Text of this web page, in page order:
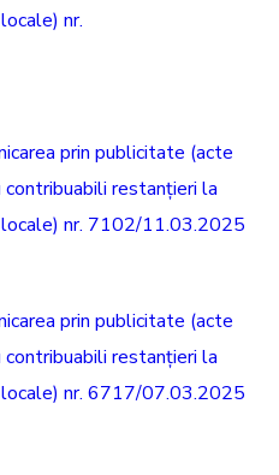
nr.
prin publicitate (acte
restanțieri la
nr. 7102/11.03.2025
prin publicitate (acte
restanțieri la
nr. 6717/07.03.2025